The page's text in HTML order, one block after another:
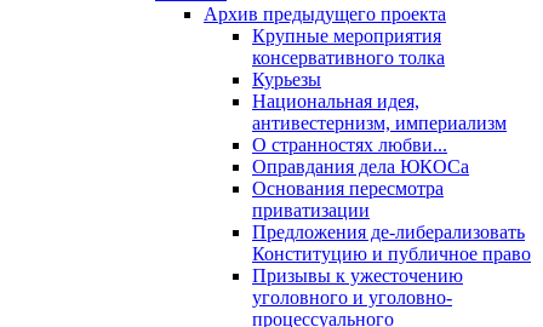
Архив предыдущего проекта
Крупные мероприятия
консервативного толка
Курьезы
Национальная идея,
антивестернизм, империализм
О странностях любви...
Оправдания дела ЮКОСа
Основания пересмотра
приватизации
Предложения де-либерализовать
Конституцию и публичное право
Призывы к ужесточению
уголовного и уголовно-
процессуального